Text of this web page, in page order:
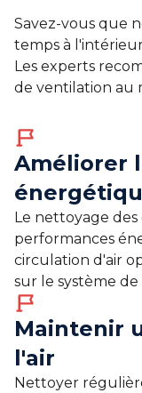
Savez-vous que
temps à
Les experts
de ventilation au
Améliorer
Le nettoyage
performances
circulation d'air
sur le système
Maintenir
l'air
Nettoyer